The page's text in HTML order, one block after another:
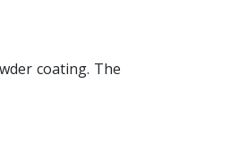
coating. The